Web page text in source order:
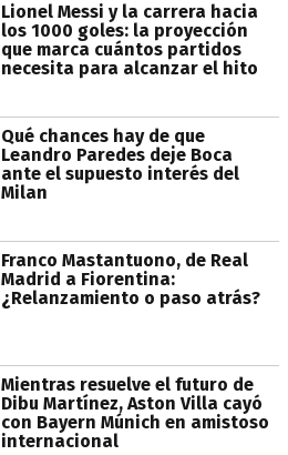
Lionel Messi y la carrera hacia
los 1000 goles: la proyección
que marca cuántos partidos
necesita para alcanzar el hito
Qué chances hay de que
Leandro Paredes deje Boca
ante el supuesto interés del
Milan
Franco Mastantuono, de Real
Madrid a Fiorentina:
¿Relanzamiento o paso atrás?
Mientras resuelve el futuro de
Dibu Martínez, Aston Villa cayó
con Bayern Múnich en amistoso
internacional